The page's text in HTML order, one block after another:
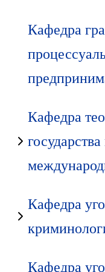
Кафедра
Кафедра
Кафедра
Кафедра